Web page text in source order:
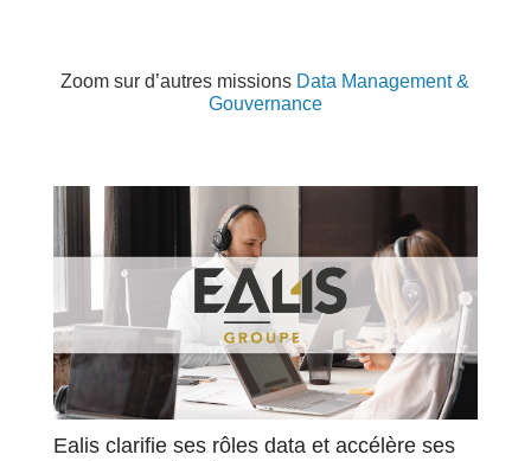
Zoom sur d’autres missions Data Management &
Gouvernance
Ealis clarifie ses rôles data et accélère ses